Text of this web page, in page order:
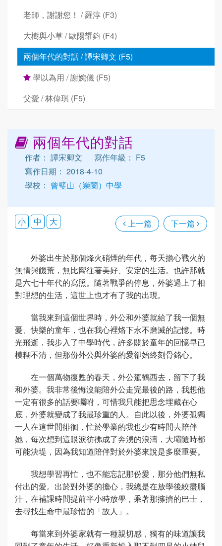
老師，謝謝您！ / 羅淳 (F3)
大樹與小草 / 歐陽耀鈞 (F4)
兩個年代的對話 / 譚宋卿文 (F5)
學以為用 / 謝婉儀 (F5)
父愛 / 林偉琪 (F5)
兩個年代的對話
作者： 譚宋卿文
寫作年級： F5
寫作日期： 2018-4-10
學校： 曾璧山（崇蘭）中學
上一篇 下一篇
小 中 大
外婆出生於那個烽火硝煙的年代，每天擔心戰火的
無情與饑荒，無比嚮往著美好、安定的生活。也許那就
是六七十年代的寫照。隨著戰爭的停息，外婆過上了相
對理想的生活，這世上也才有了我的出現。
當我來到這個世界時，外公和外婆就給了我一個無
憂、快樂的童年，也在我心裡烙下永不磨滅的記憶。時
光飛逝，我步入了中學時代，許多關於童年的回憶早已
模糊不清，但那份外公與外婆的愛卻始終刻骨銘心。
在一個萬物復甦的春天，外公駕鶴西去，留下了我
和外婆。我非常後悔沒能陪外公走完最後的路，我想他
一定有很多的話要囑咐，可惜我只能把思念埋藏在心
底，外婆就變成了我最珍重的人。自此以後，外婆孤獨
一人在這世間徘徊，忙於學業的我也少有時間去陪伴
她，每次想到這眼淚彷彿成了奔湧的浪濤，大壩隨時都
可能決堤，因為我知道陪伴對於外婆來說是多麼重要。
我想學習再忙，也不能忘記那份愛，那分他們無私
付出的愛。出於對外婆的擔心，我總是在放學後絞盡腦
汁，在補課時間提前半小時放學，乘著那擁擠的巴士，
去尋找生命中最珍惜的「故人」。
每當來到外婆家就有一種親切感，獨有的味道讓我